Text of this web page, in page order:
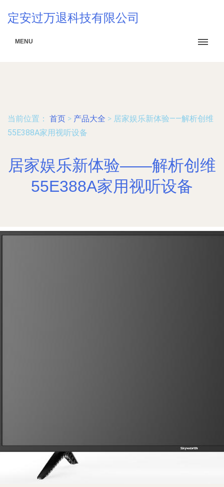
定安过万退科技有限公司
MENU
当前位置： 首页 > 产品大全 > 居家娱乐新体验——解析创维
55E388A家用视听设备
居家娱乐新体验——解析创维
55E388A家用视听设备